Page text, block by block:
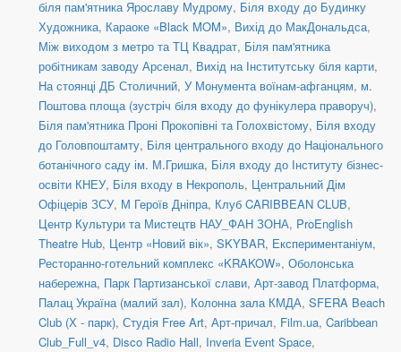
біля пам'ятника Ярославу Мудрому, Біля входу до Будинку
Художника, Караоке «Black MOM», Вихід до МакДональдса,
Між виходом з метро та ТЦ Квадрат, Біля пам'ятника
робітникам заводу Арсенал, Вихід на Інститутську біля карти,
На стоянці ДБ Столичний, У Монумента воїнам-афганцям, м.
Поштова площа (зустріч біля входу до фунікулера праворуч),
Біля пам'ятника Проні Прокопівні та Голохвістому, Біля входу
до Головпоштамту, Біля центрального входу до Національного
ботанічного саду ім. М.Гришка, Біля входу до Інституту бізнес-
освіти КНЕУ, Біля входу в Некрополь, Центральний Дім
Офіцерів ЗСУ, М Героїв Дніпра, Клуб CARIBBEAN CLUB,
Центр Культури та Мистецтв НАУ_ФАН ЗОНА, ProEnglish
Theatre Hub, Центр «Новий вік», SKYBAR, Експериментаніум,
Ресторанно-готельний комплекс «KRAKOW», Оболонська
набережна, Парк Партизанської слави, Арт-завод Платформа,
Палац Україна (малий зал), Колонна зала КМДА, SFERA Beach
Club (Х - парк), Студія Free Art, Арт-причал, Film.ua, Caribbean
Club_Full_v4, Disco Radio Hall, Inveria Event Space,